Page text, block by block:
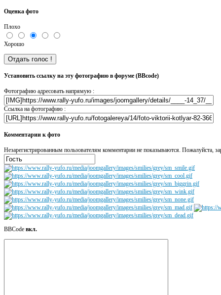
Оценка фото
Плохо
Хорошо
Установить ссылку на эту фотографию в форуме (BBcode)
Фотографию адресовать напрямую :
Ссылка на фотографию :
Комментарии к фото
Незарегистрированным пользователям комментарии не показываются. Пожалуйста,
BBCode вкл.